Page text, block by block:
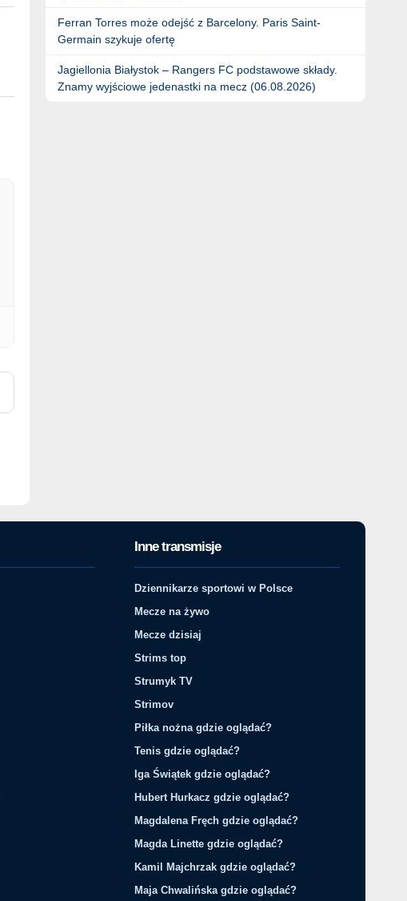
Ferran Torres może odejść z Barcelony. Paris Saint-
Germain szykuje ofertę
Jagiellonia Białystok – Rangers FC podstawowe składy.
Znamy wyjściowe jedenastki na mecz (06.08.2026)
Inne transmisje
Dziennikarze sportowi w Polsce
Mecze na żywo
Mecze dzisiaj
Strims top
Strumyk TV
Strimov
Piłka nożna gdzie oglądać?
Tenis gdzie oglądać?
Iga Świątek gdzie oglądać?
Hubert Hurkacz gdzie oglądać?
Magdalena Fręch gdzie oglądać?
Magda Linette gdzie oglądać?
Kamil Majchrzak gdzie oglądać?
Maja Chwalińska gdzie oglądać?